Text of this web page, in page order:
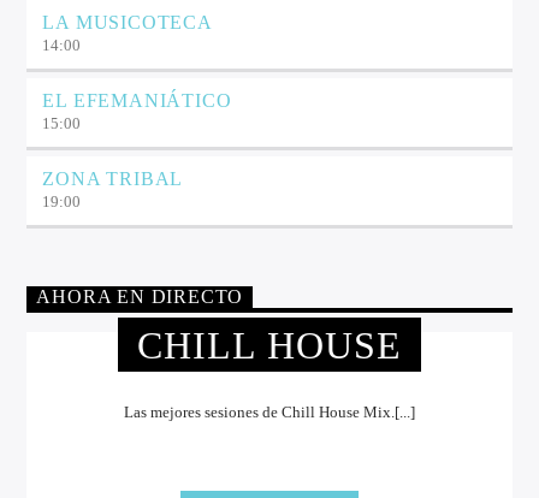
LA MUSICOTECA
14:00
EL EFEMANIÁTICO
15:00
ZONA TRIBAL
19:00
AHORA EN DIRECTO
CHILL HOUSE
Las mejores sesiones de Chill House Mix.[...]